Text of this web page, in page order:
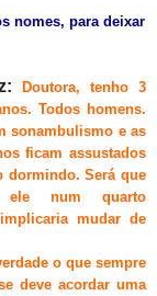
nomes, para deixar
Doutora, tenho 3
Todos homens.
sonambulismo e as
ficam assustados
dormindo. Será que
ele num quarto
mudar de
o que sempre
deve acordar uma